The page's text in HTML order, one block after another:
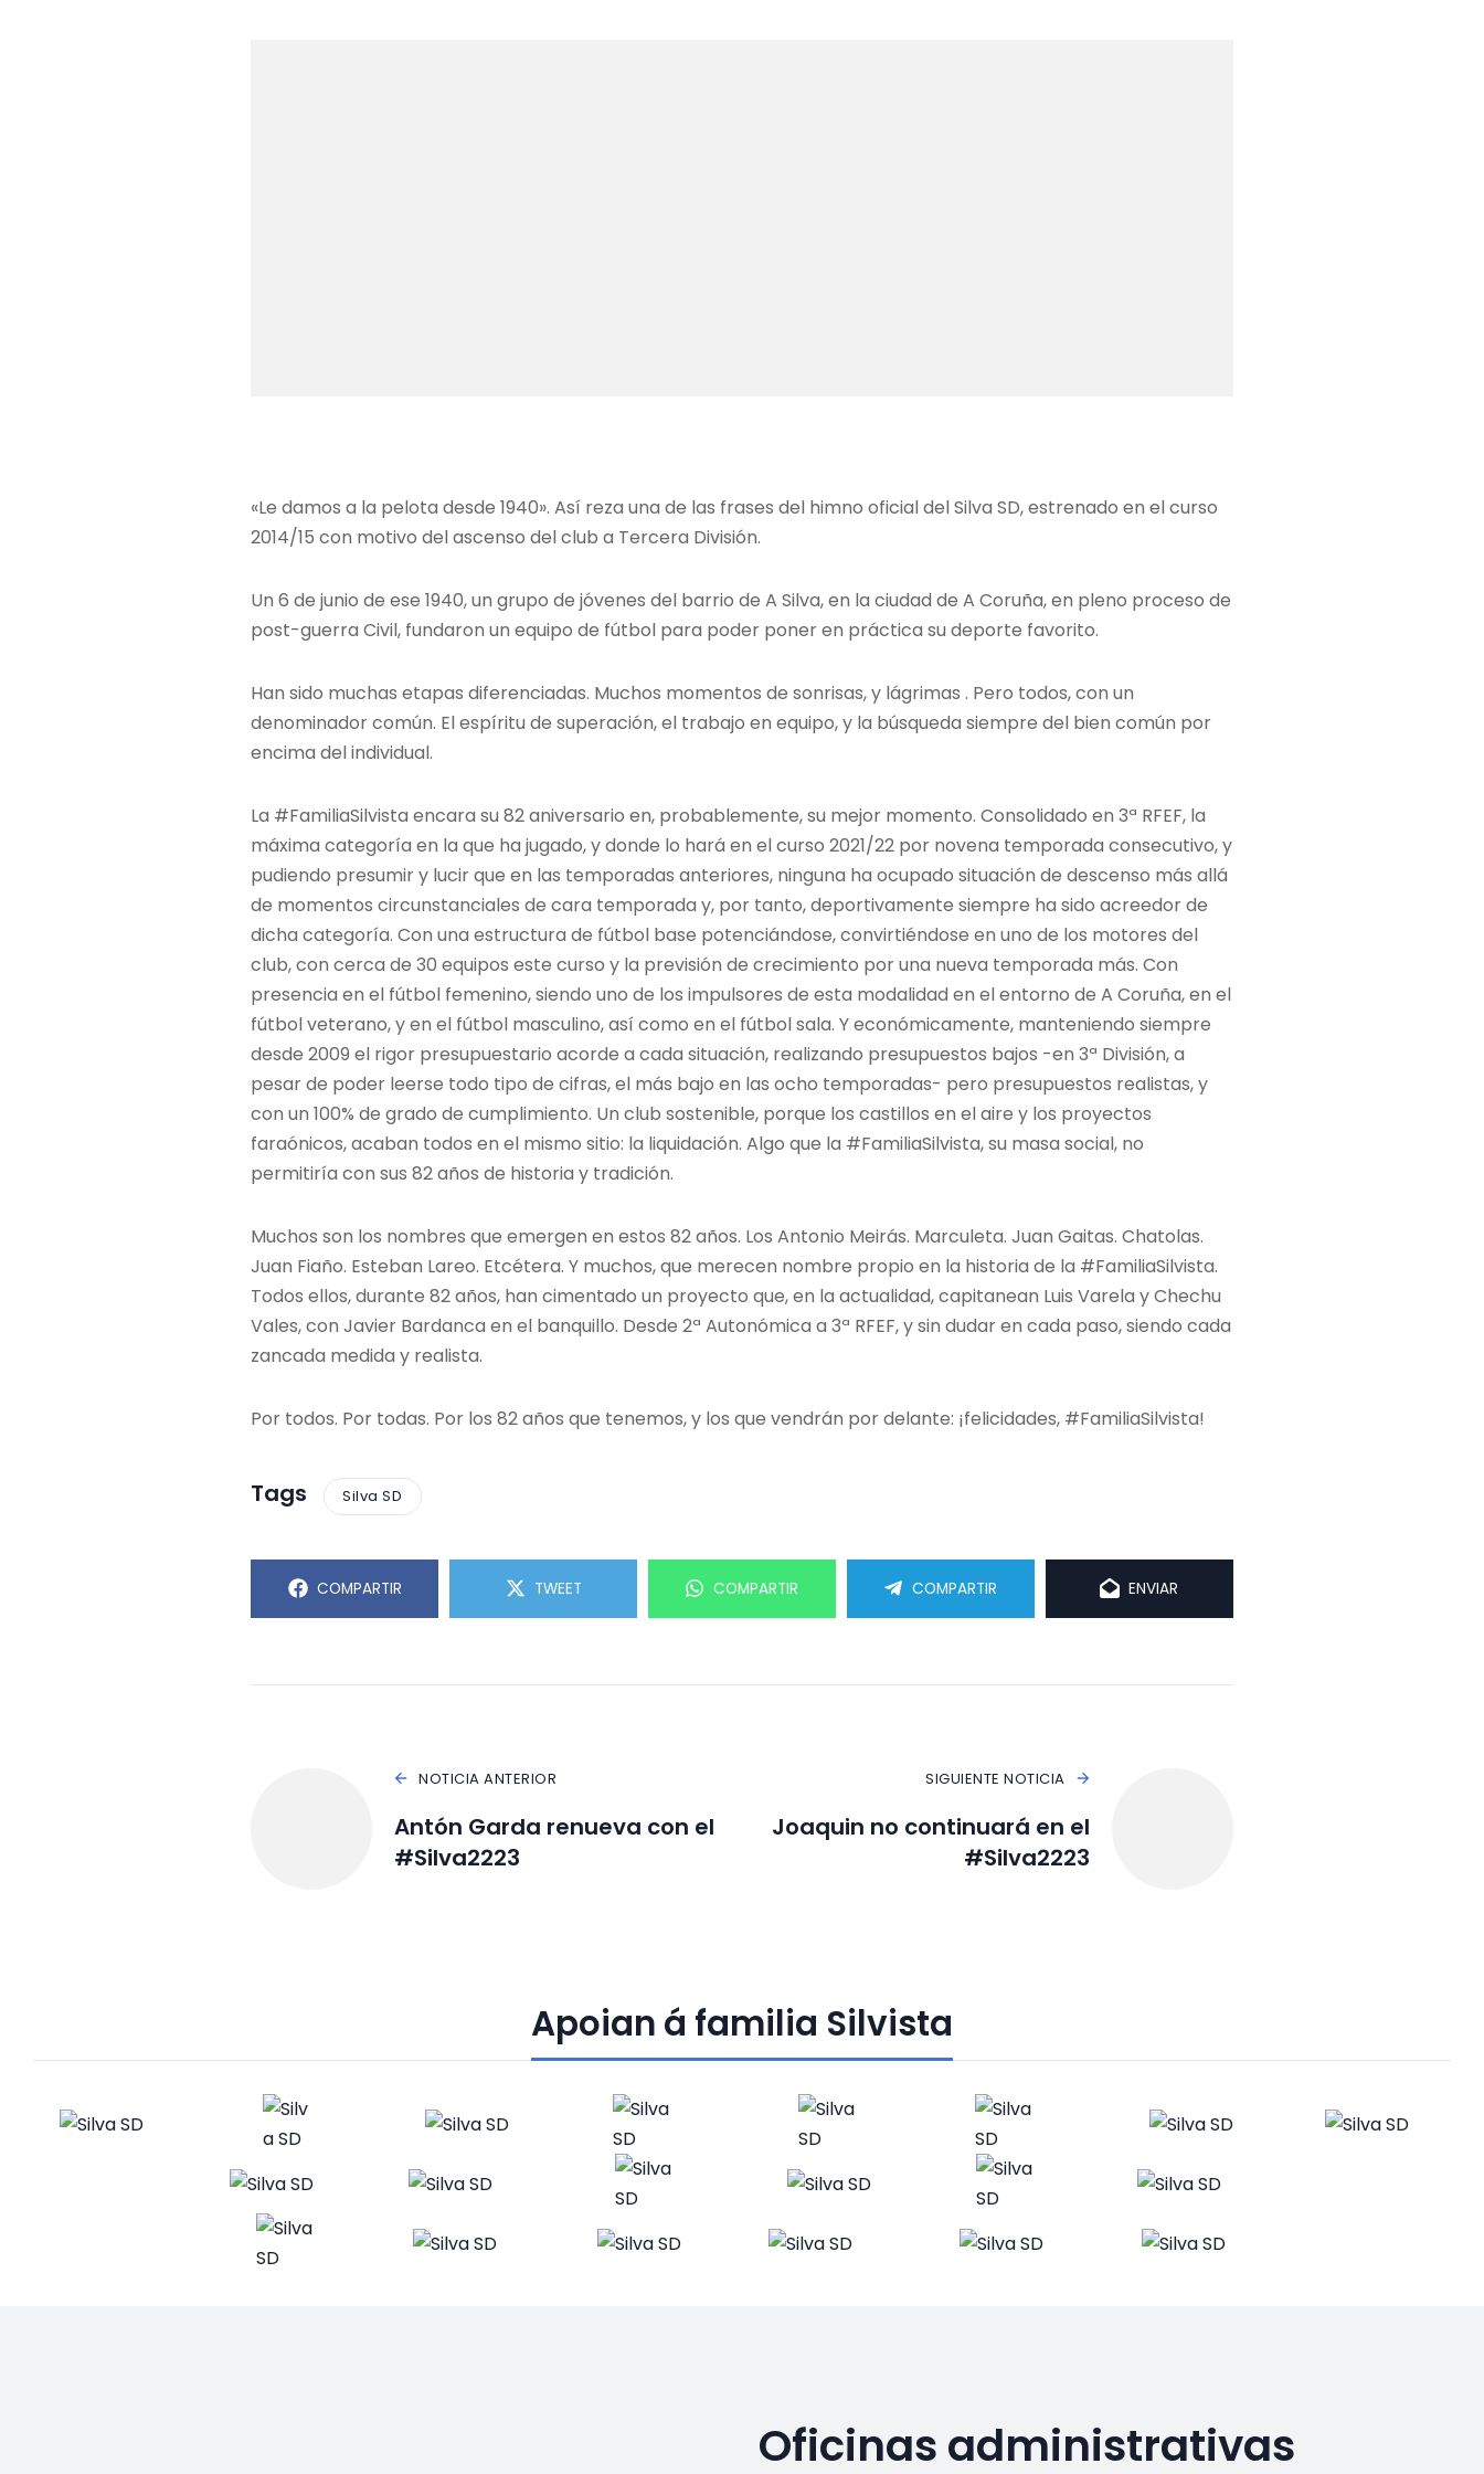
«Le damos a la pelota desde 1940». Así reza una de las frases del himno oficial del Silva SD, estrenado en el curso
2014/15 con motivo del ascenso del club a Tercera División.
Un 6 de junio de ese 1940, un grupo de jóvenes del barrio de A Silva, en la ciudad de A Coruña, en pleno proceso de
post-guerra Civil, fundaron un equipo de fútbol para poder poner en práctica su deporte favorito.
Han sido muchas etapas diferenciadas. Muchos momentos de sonrisas, y lágrimas . Pero todos, con un
denominador común. El espíritu de superación, el trabajo en equipo, y la búsqueda siempre del bien común por
encima del individual.
La #FamiliaSilvista encara su 82 aniversario en, probablemente, su mejor momento. Consolidado en 3ª RFEF, la
máxima categoría en la que ha jugado, y donde lo hará en el curso 2021/22 por novena temporada consecutivo, y
pudiendo presumir y lucir que en las temporadas anteriores, ninguna ha ocupado situación de descenso más allá
de momentos circunstanciales de cara temporada y, por tanto, deportivamente siempre ha sido acreedor de
dicha categoría. Con una estructura de fútbol base potenciándose, convirtiéndose en uno de los motores del
club, con cerca de 30 equipos este curso y la previsión de crecimiento por una nueva temporada más. Con
presencia en el fútbol femenino, siendo uno de los impulsores de esta modalidad en el entorno de A Coruña, en el
fútbol veterano, y en el fútbol masculino, así como en el fútbol sala. Y económicamente, manteniendo siempre
desde 2009 el rigor presupuestario acorde a cada situación, realizando presupuestos bajos -en 3ª División, a
pesar de poder leerse todo tipo de cifras, el más bajo en las ocho temporadas- pero presupuestos realistas, y
con un 100% de grado de cumplimiento. Un club sostenible, porque los castillos en el aire y los proyectos
faraónicos, acaban todos en el mismo sitio: la liquidación. Algo que la #FamiliaSilvista, su masa social, no
permitiría con sus 82 años de historia y tradición.
Muchos son los nombres que emergen en estos 82 años. Los Antonio Meirás. Marculeta. Juan Gaitas. Chatolas.
Juan Fiaño. Esteban Lareo. Etcétera. Y muchos, que merecen nombre propio en la historia de la #FamiliaSilvista.
Todos ellos, durante 82 años, han cimentado un proyecto que, en la actualidad, capitanean Luis Varela y Chechu
Vales, con Javier Bardanca en el banquillo. Desde 2ª Autonómica a 3ª RFEF, y sin dudar en cada paso, siendo cada
zancada medida y realista.
Por todos. Por todas. Por los 82 años que tenemos, y los que vendrán por delante: ¡felicidades, #FamiliaSilvista!
Tags Silva SD
COMPARTIR TWEET COMPARTIR COMPARTIR ENVIAR
NOTICIA ANTERIOR
Antón Garda renueva con el
#Silva2223
SIGUIENTE NOTICIA
Joaquin no continuará en el
#Silva2223
Apoian á familia Silvista
Oficinas administrativas